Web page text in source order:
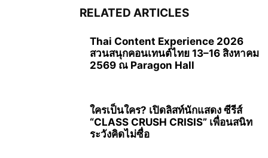
RELATED ARTICLES
Thai Content Experience 2026
สวนสนุกคอนเทนต์ไทย 13–16 สิงหาคม
2569 ณ Paragon Hall
ใครเป็นใคร? เปิดลิสท์นักแสดง ซีรีส์
“CLASS CRUSH CRISIS” เพื่อนสนิท
ระวังคิดไม่ซื่อ